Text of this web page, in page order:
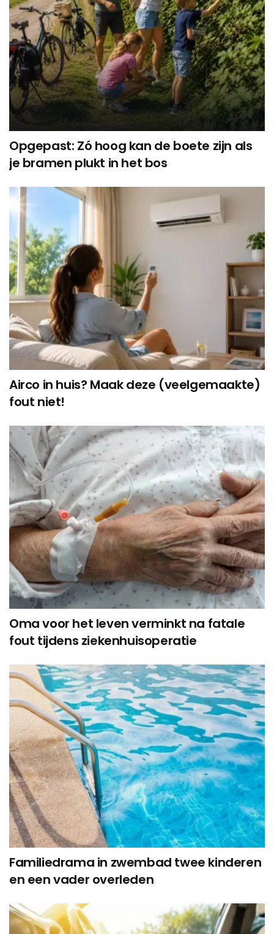
Opgepast: Zó hoog kan de boete zijn als
je bramen plukt in het bos
Airco in huis? Maak deze (veelgemaakte)
fout niet!
Oma voor het leven verminkt na fatale
fout tijdens ziekenhuisoperatie
Familiedrama in zwembad twee kinderen
en een vader overleden